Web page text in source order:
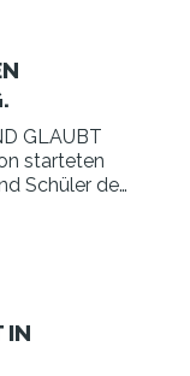
GLAUBT
starteten
Schüler der
IN